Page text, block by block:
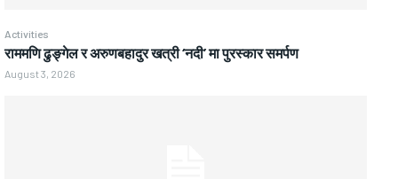
Activities
राममणि ढुङ्गेल र अरुणबहादुर खत्री ‘नदी’ मा पुरस्कार समर्पण
August 3, 2026